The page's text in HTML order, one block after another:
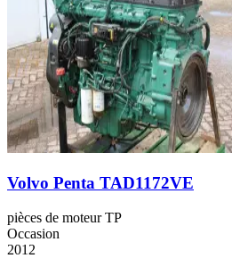
Volvo Penta TAD1172VE
pièces de moteur TP
Occasion
2012